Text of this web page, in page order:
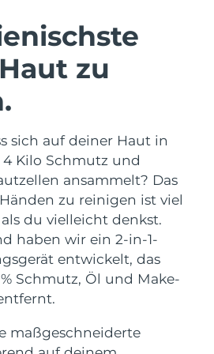
zu
sich auf deiner Haut in
Kilo Schmutz und
ansammelt? Das
zu reinigen ist viel
du vielleicht denkst.
haben wir ein 2-in-1-
entwickelt, das
Schmutz, Öl und Make-
maßgeschneiderte
massage
4 Plus
LED heating
4 Men
anti-aging massage
toning
2 go
toning on-the-go
2 eyes & lips
line smoothing device
Set
hydration
LED
Mundpflege
sonic toothbrush
plus
BEHANDLUNG
LED-Behandlungen
NEW
Erwartete Lieferung
Erwartete Lieferung
Erwartete Lieferung
Erwartete Lieferung8/11/26
Erwartete Lieferung8/13/26
Erwartete Lieferung8/8/26